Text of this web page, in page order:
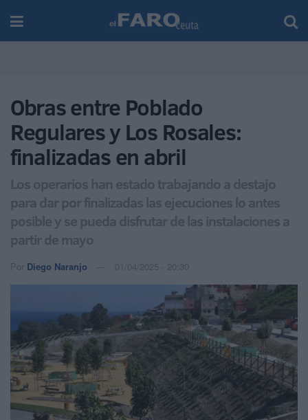
Obras entre Poblado
Regulares y Los Rosales:
finalizadas en abril
Los operarios han estado trabajando a destajo
para dar por finalizadas las ejecuciones lo antes
posible y se pueda disfrutar de las instalaciones a
partir de mayo
Por Diego Naranjo 01/04/2025 - 20:30